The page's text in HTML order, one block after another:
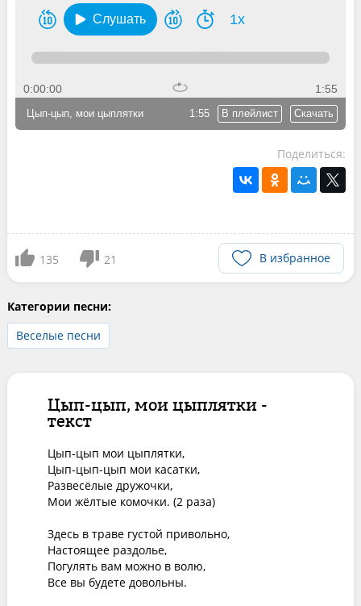
Слушать 1x
0:00:00 1:55
1:55 В плейлист Скачать
Цып-цып, мои цыплятки
Поделиться:
135 21 В избранное
Категории песни:
Веселые песни
Цып-цып, мои цыплятки -
текст
Цып-цып мои цыплятки,
Цып-цып-цып мои касатки,
Развесёлые дружочки,
Мои жёлтые комочки. (2 раза)
Здесь в траве густой привольно,
Настоящее раздолье,
Погулять вам можно в волю,
Все вы будете довольны.